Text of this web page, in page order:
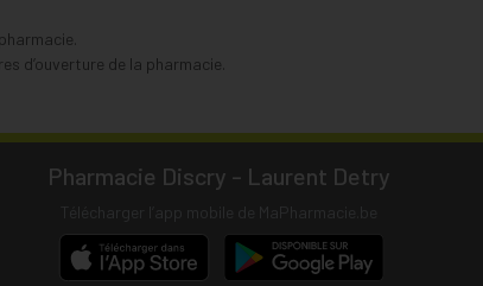
d’ouverture de la pharmacie.
Pharmacie Discry - Laurent Detry